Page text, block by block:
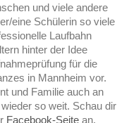
und viele andere
eine Schülerin so viele
Laufbahn
hinter der Idee
für die
in Mannheim vor.
und Familie auch an
so weit. Schau dir
Facebook-Seite an.